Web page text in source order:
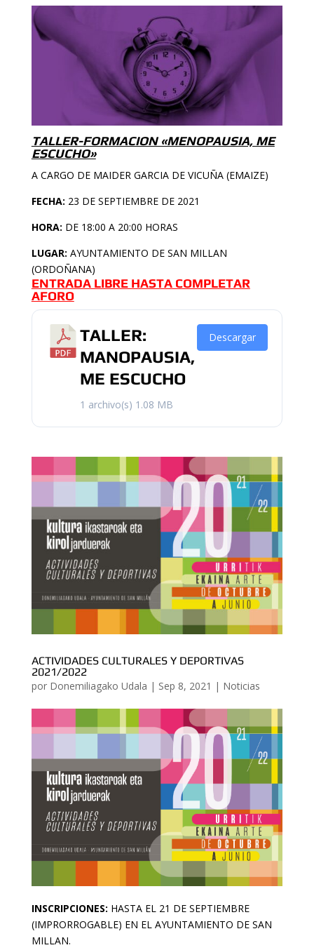
TALLER-FORMACION «MENOPAUSIA, ME
ESCUCHO»
A CARGO DE MAIDER GARCIA DE VICUÑA (EMAIZE)
FECHA: 23 DE SEPTIEMBRE DE 2021
HORA: DE 18:00 A 20:00 HORAS
LUGAR: AYUNTAMIENTO DE SAN MILLAN
(ORDOÑANA)
ENTRADA LIBRE HASTA COMPLETAR
AFORO
TALLER:
MANOPAUSIA,
ME ESCUCHO
1 archivo(s) 1.08 MB
Descargar
ACTIVIDADES CULTURALES Y DEPORTIVAS
2021/2022
por Donemiliagako Udala | Sep 8, 2021 | Noticias
INSCRIPCIONES: HASTA EL 21 DE SEPTIEMBRE
(IMPRORROGABLE) EN EL AYUNTAMIENTO DE SAN
MILLAN.